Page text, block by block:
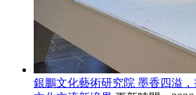
銀鵬文化藝術研究院 墨香四溢